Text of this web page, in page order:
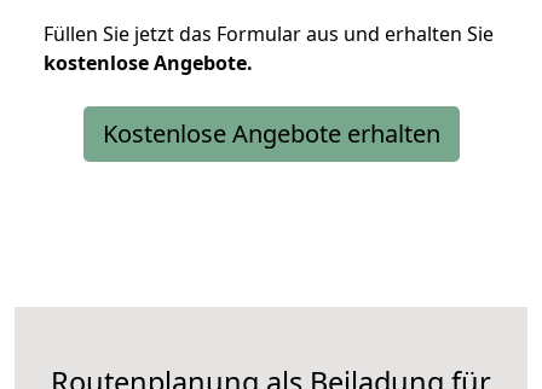
Füllen Sie jetzt das Formular aus und erhalten Sie
kostenloseAngebote.
Kostenlose Angebote erhalten